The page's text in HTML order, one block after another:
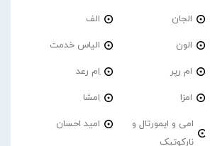
الجان الف
الون الیاس خدمت
ام رپر اِم رعد
امزا اِمشا
امی و ایمورتال و
نارکوتیک
امید احسان